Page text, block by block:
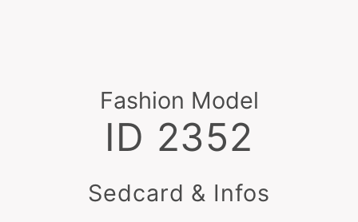
Fashion Model
ID 2352
Sedcard & Infos